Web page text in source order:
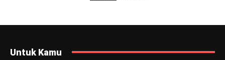
Untuk Kamu